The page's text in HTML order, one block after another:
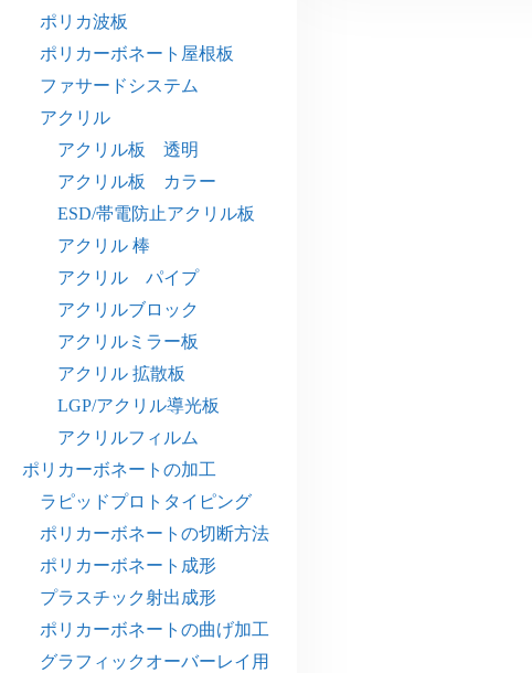
ポリカ波板
ポリカーボネート屋根板
ファサードシステム
アクリル
アクリル板 透明
アクリル板 カラー
ESD/帯電防止アクリル板
アクリル 棒
アクリル パイプ
アクリルブロック
アクリルミラー板
アクリル 拡散板
LGP/アクリル導光板
アクリルフィルム
ポリカーボネートの加工
ラピッドプロトタイピング
ポリカーボネートの切断方法
ポリカーボネート成形
プラスチック射出成形
ポリカーボネートの曲げ加工
グラフィックオーバーレイ用